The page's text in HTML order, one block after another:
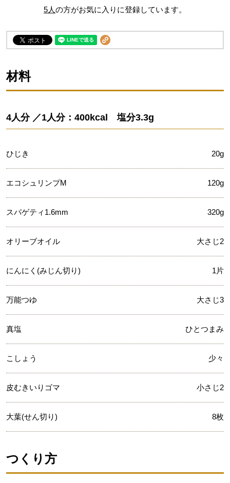
5人の方がお気に入りに登録しています。
材料
4人分 ／1人分：400kcal 塩分3.3g
ひじき 20g
エコシュリンプM 120g
スパゲティ1.6mm 320g
オリーブオイル 大さじ2
にんにく(みじん切り) 1片
万能つゆ 大さじ3
真塩 ひとつまみ
こしょう 少々
皮むきいりゴマ 小さじ2
大葉(せん切り) 8枚
つくり方